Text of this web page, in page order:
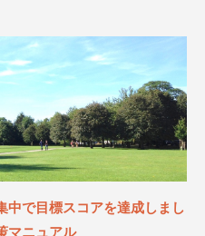
中で目標スコアを達成しまし
マニュアル